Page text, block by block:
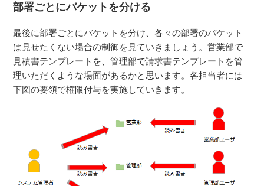
部署ごとにバケットを分ける
最後に部署ごとにバケットを分け、各々の部署のバケット
は見せたくない場合の制御を見ていきましょう。営業部で
見積書テンプレートを、管理部で請求書テンプレートを管
理いただくような場面があるかと思います。各担当者には
下図の要領で権限付与を実施していきます。